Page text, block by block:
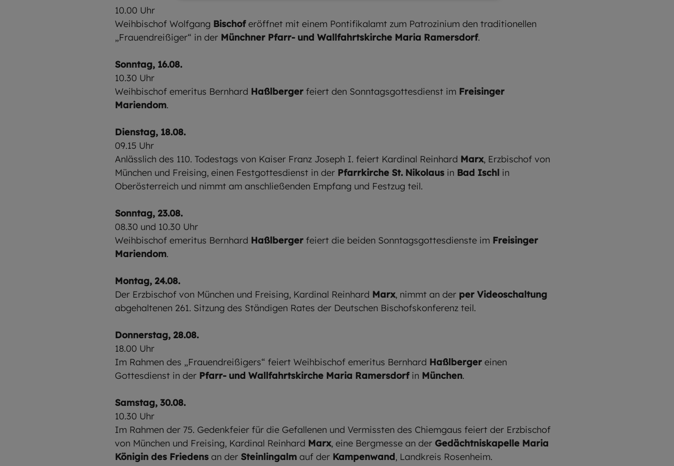
10.00 Uhr
Weihbischof Wolfgang Bischoferöffnet mit einem Pontifikalamt zum Patrozinium den traditionellen
„Frauendreißiger“ in der Münchner Pfarr- und Wallfahrtskirche Maria Ramersdorf.
Sonntag, 16.08.
10.30 Uhr
Weihbischof emeritus Bernhard Haßlberger feiert den Sonntagsgottesdienst im Freisinger
Mariendom.
Dienstag, 18.08.
09.15 Uhr
Anlässlich des 110. Todestags von Kaiser Franz Joseph I. feiert Kardinal Reinhard Marx, Erzbischof von
München und Freising, einen Festgottesdienst in der Pfarrkirche St. Nikolaus in Bad Ischl in
Oberösterreich und nimmt am anschließenden Empfang und Festzug teil.
Sonntag, 23.08.
08.30 und 10.30 Uhr
Weihbischof emeritus Bernhard Haßlberger feiert die beiden Sonntagsgottesdienste im Freisinger
Mariendom.
Montag, 24.08.
Der Erzbischof von München und Freising, Kardinal Reinhard Marx, nimmt an der per Videoschaltung
abgehaltenen 261. Sitzung des Ständigen Rates der Deutschen Bischofskonferenz teil.
Donnerstag, 28.08.
18.00 Uhr
Im Rahmen des „Frauendreißigers“ feiert Weihbischof emeritus Bernhard Haßlberger einen
Gottesdienst in der Pfarr- und Wallfahrtskirche Maria Ramersdorf in München.
Samstag, 30.08.
10.30 Uhr
Im Rahmen der 75. Gedenkfeier für die Gefallenen und Vermissten des Chiemgaus feiert der Erzbischof
von München und Freising, Kardinal Reinhard Marx, eine Bergmesse an der Gedächtniskapelle Maria
Königin des Friedens an der Steinlingalm auf der Kampenwand, Landkreis Rosenheim.